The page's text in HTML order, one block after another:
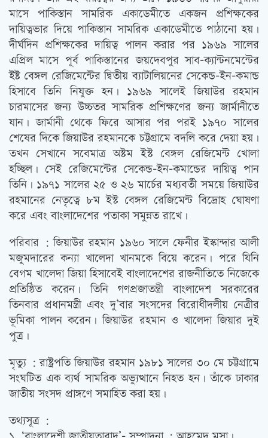
মাসে পাকিস্তান সামরিক একাডেমীতে একজন প্রশিক্ষকের
দায়িত্বভার দিয়ে পাকিস্তান সামরিক একাডেমীতে পাঠানো হয়।
দীর্ঘদিন প্রশিক্ষকের দায়িত্ব পালন করার পর ১৯৬৯ সালের
এপ্রিল মাসে পূর্ব পাকিস্তানের জয়দেবপুর সাব-ক্যান্টনমেন্টের
ইষ্ট বেঙ্গল রেজিমেন্টের দ্বিতীয় ব্যাটালিয়নের সেকেন্ড-ইন-কমান্ড
হিসাবে তিনি নিযুক্ত হন। ১৯৬৯ সালেই জিয়াউর রহমান
চারমাসের জন্য উচ্চতর সামরিক প্রশিক্ষণের জন্য জার্মানীতে
যান। জার্মানী থেকে ফিরে আসার পর পরই ১৯৭০ সালের
শেষের দিকে জিয়াউর রহমানকে চট্টগ্রামে বদলি করে দেয়া হয়।
তখন সেখানে সবেমাত্র অষ্টম ইস্ট বেঙ্গল রেজিমেন্ট খোলা
হচ্ছিল। সেই রেজিমেন্টের সেকেন্ড-ইন-কমান্ডের দায়িত্ব পান
তিনি। ১৯৭১ সালের ২৫ ও ২৬ মার্চের মধ্যবর্তী সময়ে জিয়াউর
রহমানের নেতৃত্বে ৮ম ইস্ট বেঙ্গল রেজিমেন্ট বিদ্রোহ ঘোষণা
করে এবং বাংলাদেশের পতাকা সমুন্নত রাখে।
পরিবার : জিয়াউর রহমান ১৯৬০ সালে ফেনীর ইস্কান্দার আলী
মজুমদারের কন্যা খালেদা খানমকে বিয়ে করেন। পরে যিনি
বেগম খালেদা জিয়া হিসাবেই বাংলাদেশের রাজনীতিতে নিজেকে
প্রতিষ্ঠিত করেন। তিনি গণপ্রজাতন্ত্রী বাংলাদেশ সরকারের
তিনবার প্রধানমন্ত্রী এবং দু’বার সংসদের বিরোধীদলীয় নেত্রীর
ভূমিকা পালন করেন। জিয়াউর রহমান ও খালেদা জিয়ার দুই
পুত্র।
মৃত্যু : রাষ্ট্রপতি জিয়াউর রহমান ১৯৮১ সালের ৩০ মে চট্টগ্রামে
সংঘটিত এক ব্যর্থ সামরিক অভ্যুত্থানে নিহত হন। তাঁকে ঢাকার
জাতীয় সংসদ প্রাঙ্গণে সমাহিত করা হয়।
তথ্যসূত্র :